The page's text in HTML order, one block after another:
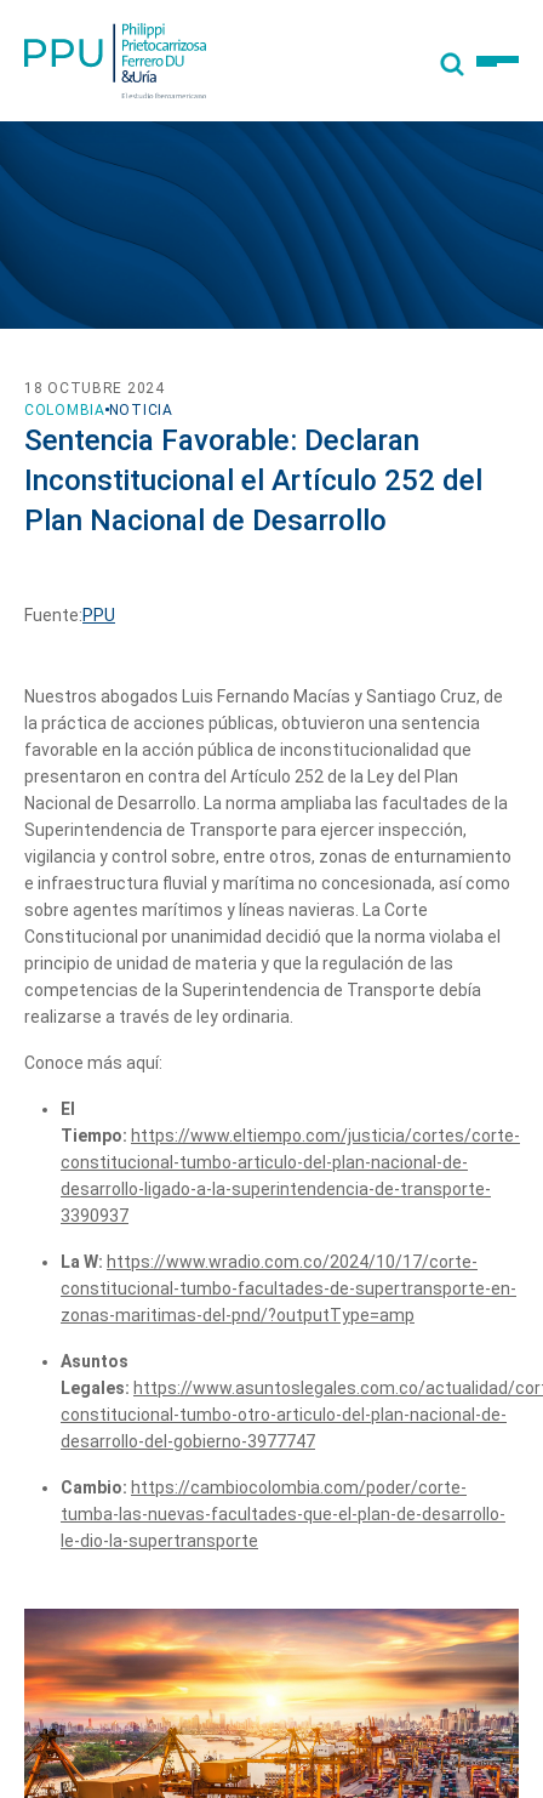
Cuéntanos, ¿Cómo
COLOMBIA NOTICIA
18 OCTUBRE 2024
Sentencia Favorable: Declaran
Inconstitucional el Artículo 252 del
Plan Nacional de Desarrollo
Fuente:PPU
Nuestros abogados Luis Fernando Macías y Santiago Cruz, de
la práctica de acciones públicas, obtuvieron una sentencia
favorable en la acción pública de inconstitucionalidad que
presentaron en contra del Artículo 252 de la Ley del Plan
Nacional de Desarrollo. La norma ampliaba las facultades de la
Superintendencia de Transporte para ejercer inspección,
vigilancia y control sobre, entre otros, zonas de enturnamiento
e infraestructura fluvial y marítima no concesionada, así como
sobre agentes marítimos y líneas navieras. La Corte
Constitucional por unanimidad decidió que la norma violaba el
principio de unidad de materia y que la regulación de las
competencias de la Superintendencia de Transporte debía
realizarse a través de ley ordinaria.
Conoce más aquí:
El
Tiempo: https://www.eltiempo.com/justicia/cortes/corte-
constitucional-tumbo-articulo-del-plan-nacional-de-
desarrollo-ligado-a-la-superintendencia-de-transporte-
3390937
La W: https://www.wradio.com.co/2024/10/17/corte-
constitucional-tumbo-facultades-de-supertransporte-en-
zonas-maritimas-del-pnd/?outputType=amp
Asuntos
Legales: https://www.asuntoslegales.com.co/actualidad/
constitucional-tumbo-otro-articulo-del-plan-nacional-de-
desarrollo-del-gobierno-3977747
Cambio: https://cambiocolombia.com/poder/corte-
tumba-las-nuevas-facultades-que-el-plan-de-desarrollo-
le-dio-la-supertransporte